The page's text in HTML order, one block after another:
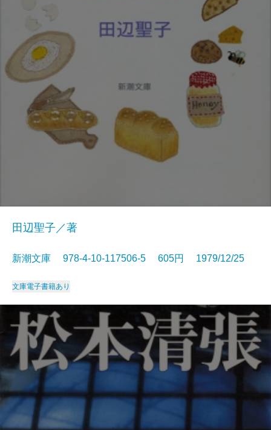
田辺聖子／著
新潮文庫 978-4-10-117506-5 605円 1979/12/25
文庫電子書籍あり